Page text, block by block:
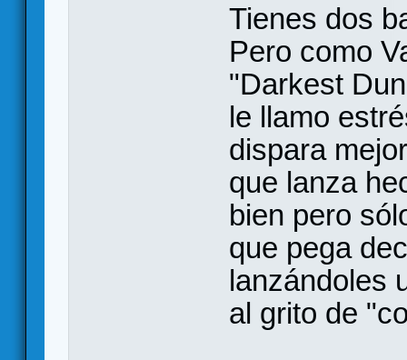
Tienes dos
Pero como
"Darkest
le llamo
dispara
que lanza
bien pero
que pega
lanzándoles
al grito de